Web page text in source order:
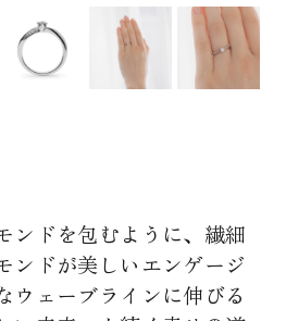
ンドを包むように、繊細
ンドが美しいエンゲージ
ウェーブラインに伸びる